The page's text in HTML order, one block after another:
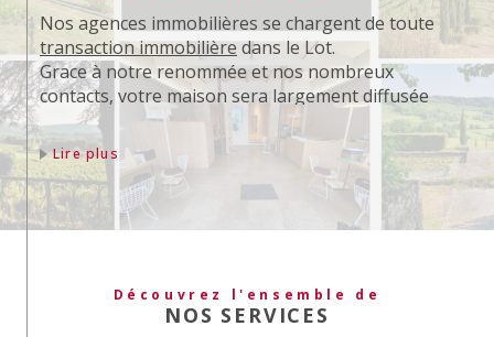
Nos agences immobilières se chargent de toute
transaction immobilièredans le Lot.
Grace à notre renommée et nos nombreux
contacts, votre maison sera largement diffusée
auprès de nos potentiels acquéreurs.
Location immobilière
Notre équipe s'occupe de lamise en location
votre appartement et de votre maison.
sera rapidement loué.
Lire plus
Découvrez l'ensemble de
NOS SERVICES